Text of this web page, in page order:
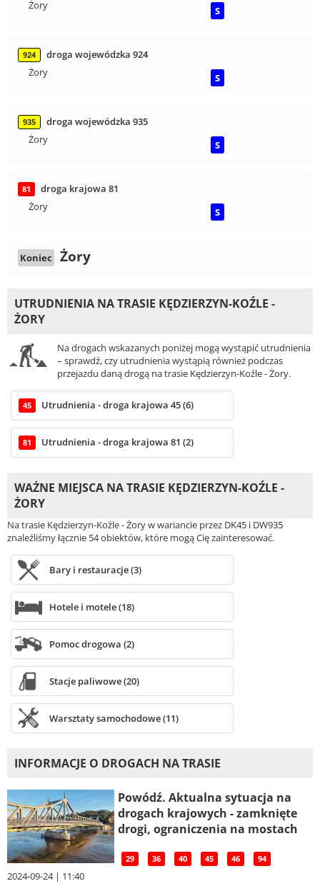
Żory S
924
droga wojewódzka 924
Żory
S
935
droga wojewódzka 935
Żory
S
81
droga krajowa 81
Żory
S
Koniec Żory
UTRUDNIENIA NA TRASIE KĘDZIERZYN-KOŹLE -
ŻORY
Na drogach wskazanych poniżej mogą wystąpić utrudnienia
– sprawdź, czy utrudnienia wystąpią również podczas
przejazdu daną drogą na trasie Kędzierzyn-Koźle - Żory.
45 Utrudnienia - droga krajowa 45 (6)
81 Utrudnienia - droga krajowa 81 (2)
WAŻNE MIEJSCA NA TRASIE KĘDZIERZYN-KOŹLE -
ŻORY
Na trasie Kędzierzyn-Koźle - Żory w wariancie przez DK45 i DW935
znaleźliśmy łącznie 54 obiektów, które mogą Cię zainteresować.
Bary i restauracje (3)
Hotele i motele (18)
Pomoc drogowa (2)
Stacje paliwowe (20)
Warsztaty samochodowe (11)
INFORMACJE O DROGACH NA TRASIE
Powódź. Aktualna sytuacja na
drogach krajowych - zamknięte
drogi, ograniczenia na mostach
29 36 40 45 46 94
2024-09-24 | 11:40